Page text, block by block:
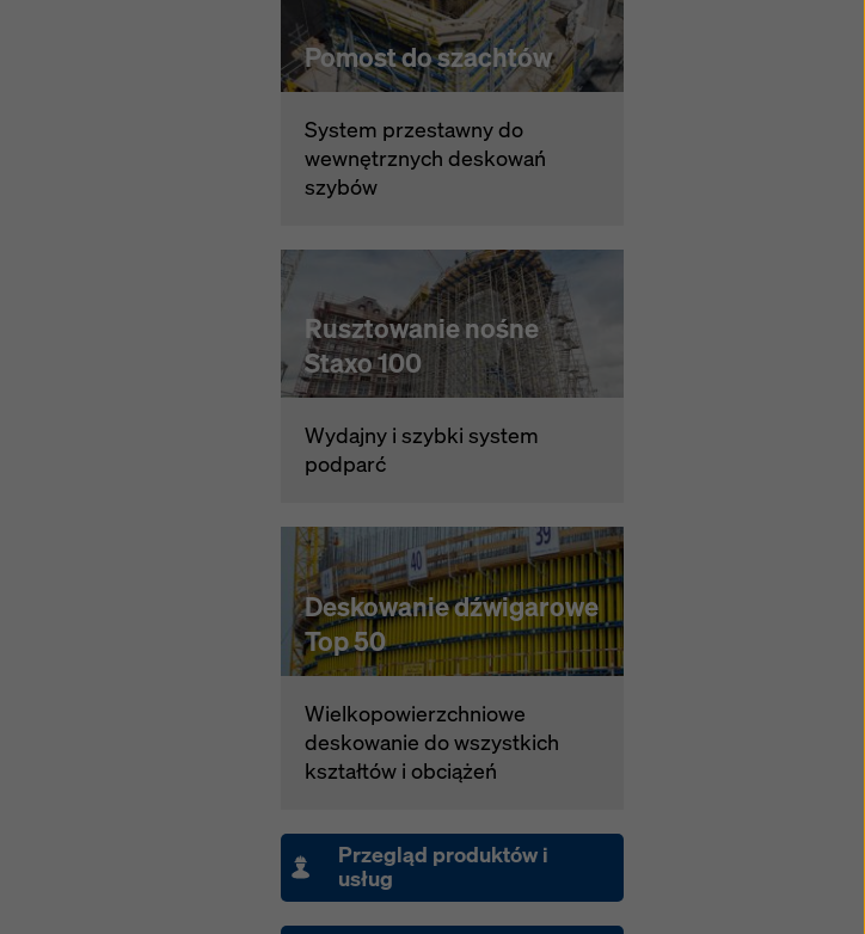
Pomost do szachtów
System przestawny do
wewnętrznych deskowań
szybów
Rusztowanie nośne
Staxo 100
Wydajny i szybki system
podparć
Deskowanie dźwigarowe
Top 50
Wielkopowierzchniowe
deskowanie do wszystkich
kształtów i obciążeń
Przegląd produktów i
usług